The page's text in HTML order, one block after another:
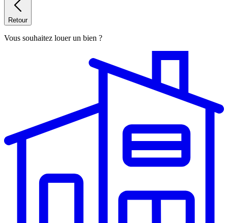
Retour
Vous souhaitez louer un bien ?